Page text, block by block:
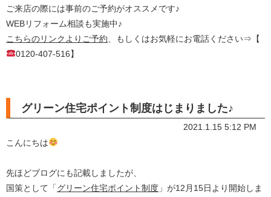
ご来店の際には事前のご予約がオススメです♪
WEBリフォーム相談も実施中♪
こちらのリンクよりご予約 、もしくはお気軽にお電話ください⇒【
0120-407-516】
グリーン住宅ポイント制度はじまりました♪
2021.1.15 5:12 PM
こんにちは
先ほどブログにも記載しましたが、
国策として「グリーン住宅ポイント制度 」が12月15日より開始しま